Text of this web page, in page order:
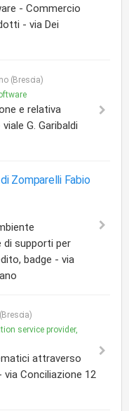
- Commercio
- via Dei
(Brescia)
e relativa
G. Garibaldi
Zomparelli Fabio
di supporti per
badge - via
service provider,
attraverso
Conciliazione 12